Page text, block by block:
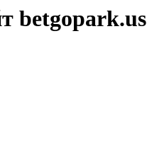
betgopark.us